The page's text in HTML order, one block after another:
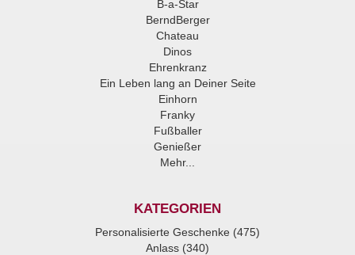
B-a-Star
BerndBerger
Chateau
Dinos
Ehrenkranz
Ein Leben lang an Deiner Seite
Einhorn
Franky
Fußballer
Genießer
Mehr...
KATEGORIEN
Personalisierte Geschenke (475)
Anlass (340)